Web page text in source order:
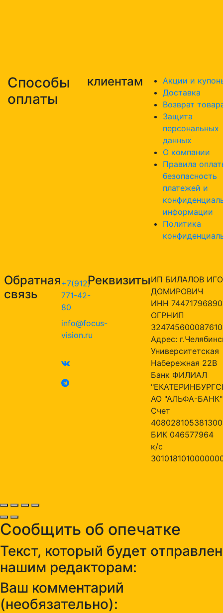
Способы
оплаты
клиентам
Акции и
Доставка
Возврат
Защита
персональных
данных
О компании
Правила
безопасность
платежей и
информации
Политика
Обратная
связь
+7(912)
771-42-
80
info@focus-
vision.ru
РеквизитыИП БИЛАЛОВ
ДОМИРОВИЧ
ИНН
ОГРНИП
324745600087610
Адрес:
Университетская
Набережная 22В
Банк ФИЛИАЛ
АО "АЛЬФА-БАНК"
Счет
БИК 046577964
к/с
Сообщить об опечатке
Текст, который будет отправлен
нашим редакторам:
Ваш комментарий
(необязательно):